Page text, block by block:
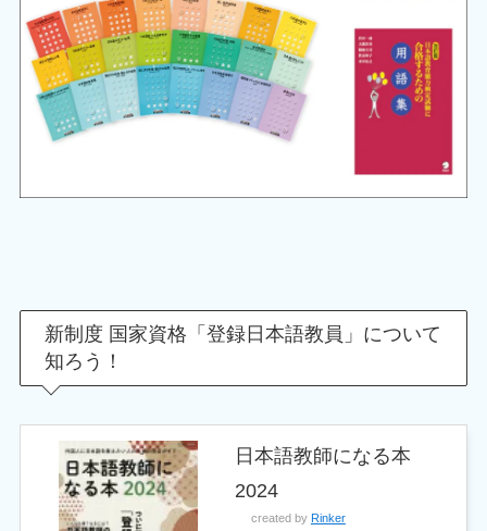
新制度 国家資格「登録日本語教員」について
知ろう！
日本語教師になる本
2024
created by Rinker